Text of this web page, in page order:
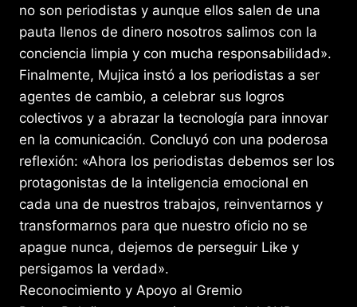
no son periodistas y aunque ellos salen de una
pauta llenos de dinero nosotros salimos con la
conciencia limpia y con mucha responsabilidad».
Finalmente, Mujica instó a los periodistas a ser
agentes de cambio, a celebrar sus logros
colectivos y a abrazar la tecnología para innovar
en la comunicación. Concluyó con una poderosa
reflexión: «Ahora los periodistas debemos ser los
protagonistas de la inteligencia emocional en
cada una de nuestros trabajos, reinventarnos y
transformarnos para que nuestro oficio no se
apague nunca, dejemos de perseguir Like y
persigamos la verdad».
Reconocimiento y Apoyo al Gremio